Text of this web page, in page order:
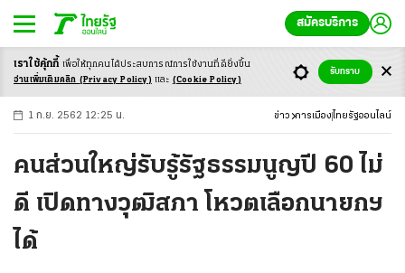
สมัครบริการ
-ก ก ก+
1 ก.ย. 2562 12:25 น. ข่าว การเมือง ไทยรัฐออนไลน์
คนส่วนใหญ่รับรู้รัฐธรรมนูญปี 60 ไม่
ดี เปิดทางวุฒิสภา โหวตเลือกนายกฯ
ได้
เราใช้คุ้กกี้ เพื่อให้ทุกคนได้ประสบการณ์การใช้งานที่ดียิ่งขึ้น
อ่านเพิ่มเติมคลิก (Privacy Policy) และ (Cookie Policy)
รับทราบ